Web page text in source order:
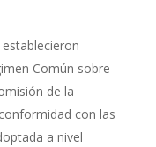
Común sobre
de la
con las
a nivel